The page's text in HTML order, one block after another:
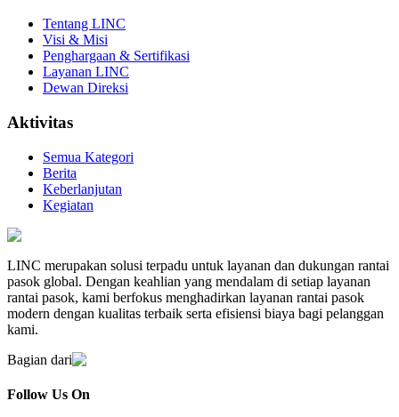
Tentang LINC
Visi & Misi
Penghargaan & Sertifikasi
Layanan LINC
Dewan Direksi
Aktivitas
Semua Kategori
Berita
Keberlanjutan
Kegiatan
LINC merupakan solusi terpadu untuk layanan dan dukungan rantai
pasok global. Dengan keahlian yang mendalam di setiap layanan
rantai pasok, kami berfokus menghadirkan layanan rantai pasok
modern dengan kualitas terbaik serta efisiensi biaya bagi pelanggan
kami.
Bagian dari
Follow Us On